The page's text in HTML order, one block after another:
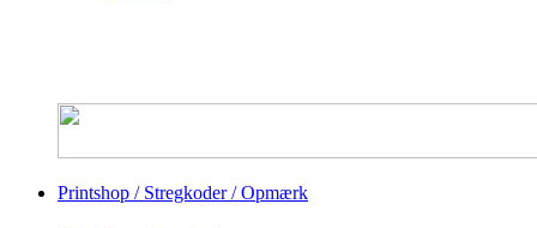
Printshop / Stregkoder / Opmærk